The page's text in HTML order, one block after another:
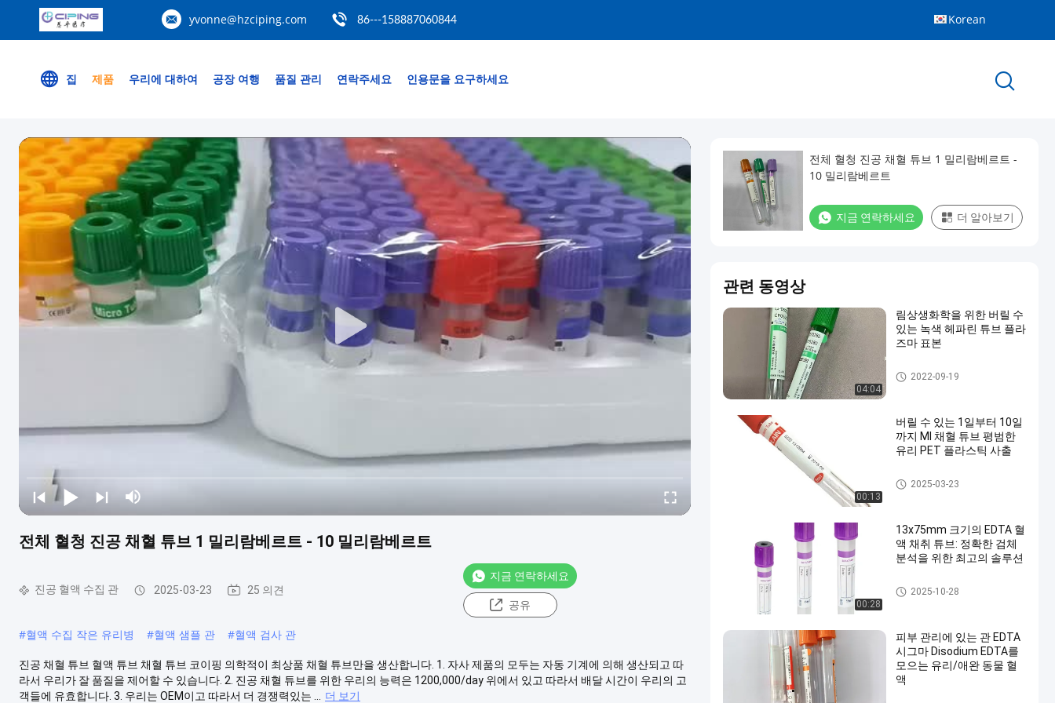
yvonne@hzciping.com 86---158887060844 Korean
집 제품 우리에 대하여 공장 여행 품질 관리 연락주세요 인용문을 요구하세요
전체 혈청 진공 채혈 튜브 1 밀리람베르트 - 10 밀리람베르트
진공 혈액 수집 관 2025-03-23 25 의견
지금 연락하세요
공유
#혈액 수집 작은 유리병 #혈액 샘플 관 #혈액 검사 관
진공 채혈 튜브 혈액 튜브 채혈 튜브 코이핑 의학적이 최상품 채혈 튜브만을 생산합니다. 1. 자사 제품의 모두는 자동 기계에 의해 생산되고 따
라서 우리가 잘 품질을 제어할 수 있습니다. 2. 진공 채혈 튜브를 위한 우리의 능력은 1200,000/day 위에서 있고 따라서 배달 시간이 우리의 고
객들에 유효합니다. 3. 우리는 OEM이고 따라서 더 경쟁력있는 ...
더 보기
전체 혈청 진공 채혈 튜브 1 밀리람베르트 -
10 밀리람베르트
지금 연락하세요 더 알아보기
관련 동영상
04:04
림상생화학을 위한 버릴 수
있는 녹색 헤파린 튜브 플라
즈마 표본
진공 혈액 수집 관
2022-09-19
00:13
버릴 수 있는 1일부터 10일
까지 Ml 채혈 튜브 평범한
유리 PET 플라스틱 사출
진공 혈액 수집 관
2025-03-23
00:28
13x75mm 크기의 EDTA 혈
액 채취 튜브: 정확한 검체
분석을 위한 최고의 솔루션
EDTA 관
2025-10-28
피부 관리에 있는 관 EDTA
시그마 Disodium EDTA를
모으는 유리/애완 동물 혈
액